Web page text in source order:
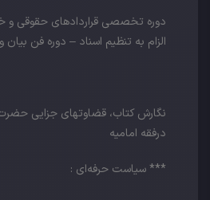
دوره تخصصی قراردادهای حقوقی
الزام به تنظیم اسناد – دوره فن
نگارش کتاب، قضاوتهای جزایی
درفقه امامیه
*** سیاست حرفه‌ای :